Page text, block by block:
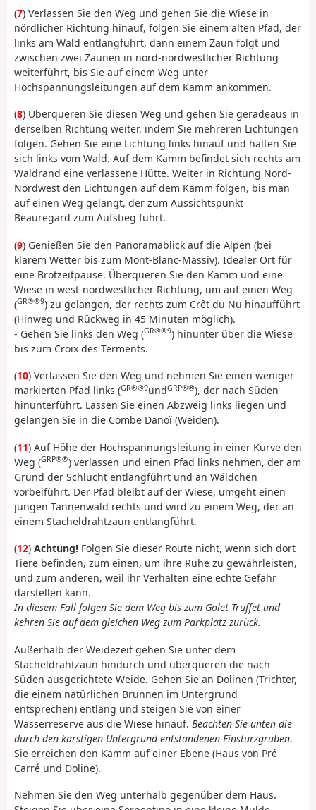
(7) Verlassen Sie den Weg und gehen Sie die Wiese in
nördlicher Richtung hinauf, folgen Sie einem alten Pfad, der
links am Wald entlangführt, dann einem Zaun folgt und
zwischen zwei Zäunen in nord-nordwestlicher Richtung
weiterführt, bis Sie auf einem Weg unter
Hochspannungsleitungen auf dem Kamm ankommen.
(8) Überqueren Sie diesen Weg und gehen Sie geradeaus in
derselben Richtung weiter, indem Sie mehreren Lichtungen
folgen. Gehen Sie eine Lichtung links hinauf und halten Sie
sich links vom Wald. Auf dem Kamm befindet sich rechts am
Waldrand eine verlassene Hütte. Weiter in Richtung Nord-
Nordwest den Lichtungen auf dem Kamm folgen, bis man
auf einen Weg gelangt, der zum Aussichtspunkt
Beauregard zum Aufstieg führt.
(9) Genießen Sie den Panoramablick auf die Alpen (bei
klarem Wetter bis zum Mont-Blanc-Massiv). Idealer Ort für
eine Brotzeitpause. Überqueren Sie den Kamm und eine
Wiese in west-nordwestlicher Richtung, um auf einen Weg
(GR®®9) zu gelangen, der rechts zum Crêt du Nu hinaufführt
(Hinweg und Rückweg in 45 Minuten möglich).
- Gehen Sie links den Weg (GR®®9) hinunter über die Wiese
bis zum Croix des Terments.
(10) Verlassen Sie den Weg und nehmen Sie einen weniger
markierten Pfad links (GR®®9undGRP®®), der nach Süden
hinunterführt. Lassen Sie einen Abzweig links liegen und
gelangen Sie in die Combe Danoï (Weiden).
(11) Auf Höhe der Hochspannungsleitung in einer Kurve den
Weg (GRP®®) verlassen und einen Pfad links nehmen, der am
Grund der Schlucht entlangführt und an Wäldchen
vorbeiführt. Der Pfad bleibt auf der Wiese, umgeht einen
jungen Tannenwald rechts und wird zu einem Weg, der an
einem Stacheldrahtzaun entlangführt.
(12) Achtung! Folgen Sie dieser Route nicht, wenn sich dort
Tiere befinden, zum einen, um ihre Ruhe zu gewährleisten,
und zum anderen, weil ihr Verhalten eine echte Gefahr
darstellen kann.
In diesem Fall folgen Sie dem Weg bis zum Golet Truffet und
kehren Sie auf dem gleichen Weg zum Parkplatz zurück.
Außerhalb der Weidezeit gehen Sie unter dem
Stacheldrahtzaun hindurch und überqueren die nach
Süden ausgerichtete Weide. Gehen Sie an Dolinen (Trichter,
die einem natürlichen Brunnen im Untergrund
entsprechen) entlang und steigen Sie von einer
Wasserreserve aus die Wiese hinauf. Beachten Sie unten die
durch den karstigen Untergrund entstandenen Einsturzgruben.
Sie erreichen den Kamm auf einer Ebene (Haus von Pré
Carré und Doline).
Nehmen Sie den Weg unterhalb gegenüber dem Haus.